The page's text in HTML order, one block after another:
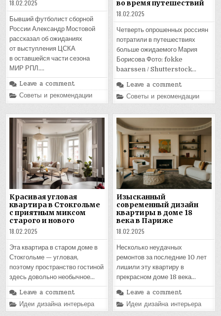
18.02.2025
Бывший футболист сборной
России Александр Мостовой
рассказал об ожиданиях
от выступления ЦСКА
в оставшейся части сезона
МИР РПЛ….
Leave a comment
Posted
in
Советы и рекомендации
во время путешествий
18.02.2025
Четверть опрошенных россиян
потратили в путешествиях
больше ожидаемого Мария
Борисова Фото: fokke
baarssen / Shutterstock…
Leave a comment
Posted
in
Советы и рекомендации
Красивая угловая
квартира в Стокгольме
с приятным миксом
старого и нового
18.02.2025
Эта квартира в старом доме в
Стокгольме — угловая,
поэтому пространство гостиной
здесь довольно необычное…
Leave a comment
Posted
in
Идеи дизайна интерьера
Изысканный
современный дизайн
квартиры в доме 18
века в Париже
18.02.2025
Несколько неудачных
ремонтов за последние 10 лет
лишили эту квартиру в
прекрасном доме 18 века…
Leave a comment
Posted
in
Идеи дизайна интерьера